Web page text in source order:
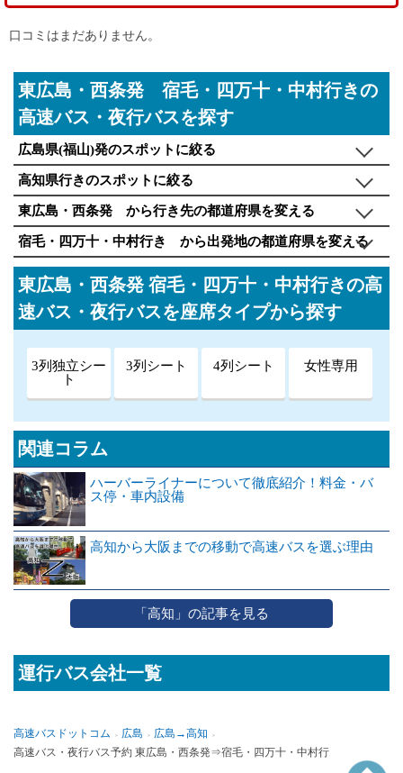
口コミはまだありません。
東広島・西条発 宿毛・四万十・中村行きの
高速バス・夜行バスを探す
広島県(福山)発のスポットに絞る
高知県行きのスポットに絞る
東広島・西条発 から行き先の都道府県を変える
宿毛・四万十・中村行き から出発地の都道府県を変える
東広島・西条発 宿毛・四万十・中村行きの高
速バス・夜行バスを座席タイプから探す
3列独立シー
ト
3列シート 4列シート 女性専用
関連コラム
ハーバーライナーについて徹底紹介！料金・バ
ス停・車内設備
高知から大阪までの移動で高速バスを選ぶ理由
「高知」の記事を見る
運行バス会社一覧
高速バスドットコム 広島
広島→高知
高速バス・夜行バス予約 東広島・西条発⇒宿毛・四万十・中村行